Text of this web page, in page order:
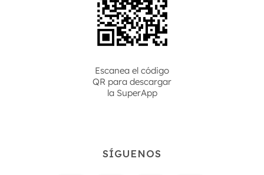
Escanea el código
QR para descargar
la SuperApp
SÍGUENOS